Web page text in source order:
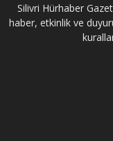
Silivri Hürhaber
haber, etkinlik ve